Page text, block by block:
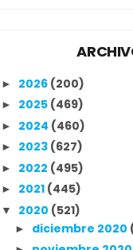
► 2026 (200)
► 2025 (469)
► 2024 (460)
► 2023 (627)
► 2022 (495)
► 2021 (445)
▼ 2020 (521)
► diciembre 2020